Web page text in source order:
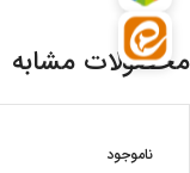
محصولات مشابه
ناموجود